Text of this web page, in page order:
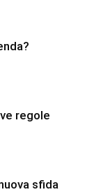
regole
sfida